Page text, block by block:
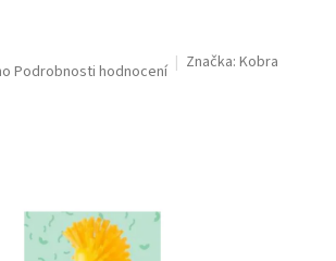
Podrobnosti hodnocení Značka: Kobra